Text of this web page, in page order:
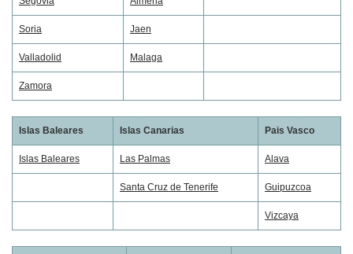
Soria Jaen
Valladolid Malaga
Zamora
Islas Baleares Islas Canarias Pais Vasco
Islas Baleares Las Palmas Alava
Santa Cruz de Tenerife Guipuzcoa
Vizcaya